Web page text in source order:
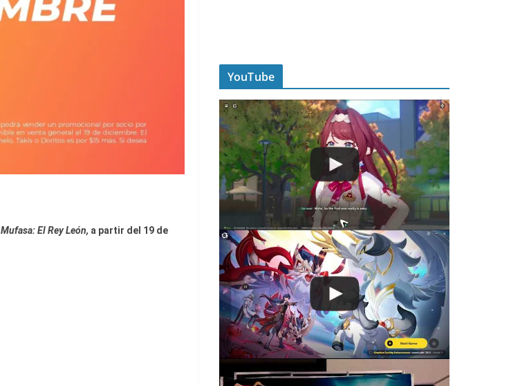
Mufasa: El Rey León, a partir del 19 de
YouTube